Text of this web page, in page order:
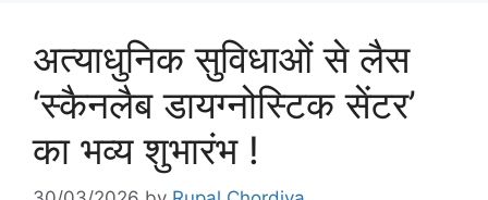
अत्याधुनिक सुविधाओं से लैस
‘स्कैनलैब डायग्नोस्टिक सेंटर’
का भव्य शुभारंभ !